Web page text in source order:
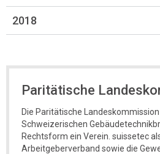
2018
Paritätische
Die Paritätische Landeskommission
Schweizerischen
Rechtsform ein Verein. suissetec
Arbeitgeberverband sowie die